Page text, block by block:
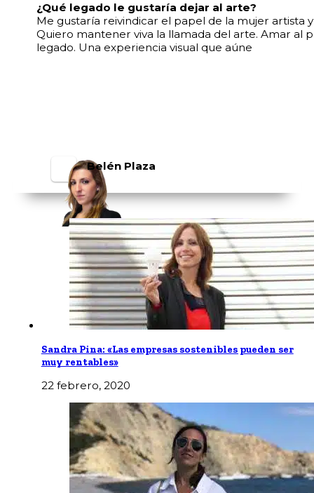
¿Qué legado le gustaría dejar al arte?
Me gustaría reivindicar el papel de la mujer artista
Quiero mantener viva la llamada del arte. Amar al
legado. Una experiencia visual que aúne
Belén Plaza
Sandra Pina: «Las empresas sostenibles pueden ser
muy rentables»
22 febrero, 2020